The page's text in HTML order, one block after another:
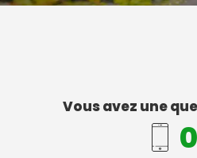
Vous avez une